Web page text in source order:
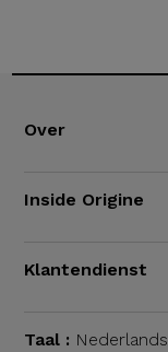
Over
Inside Origine
Klantendienst
Taal : Nederlands